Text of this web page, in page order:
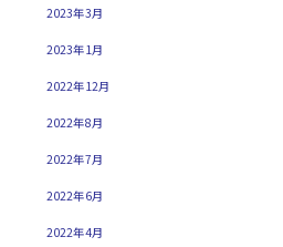
2023年3月
2023年1月
2022年12月
2022年8月
2022年7月
2022年6月
2022年4月